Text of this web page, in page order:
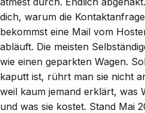
dich, warum die
bekommst eine Mail vom
abläuft. Die meisten
wie einen geparkten Wagen.
kaputt ist, rührt man sie nicht
weil kaum jemand erklärt, was
und was sie kostet. Stand Mai